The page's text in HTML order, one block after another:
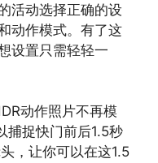
活动选择正确的设
动作模式。有了这
设置只需轻轻一
动作照片不再模
捕捉快门前后1.5秒
，让你可以在这1.5